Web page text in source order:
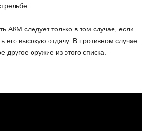
АКМ следует только в том случае, если
его высокую отдачу. В противном случае
другое оружие из этого списка.